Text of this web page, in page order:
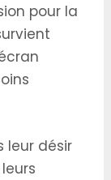
pour la
leur désir